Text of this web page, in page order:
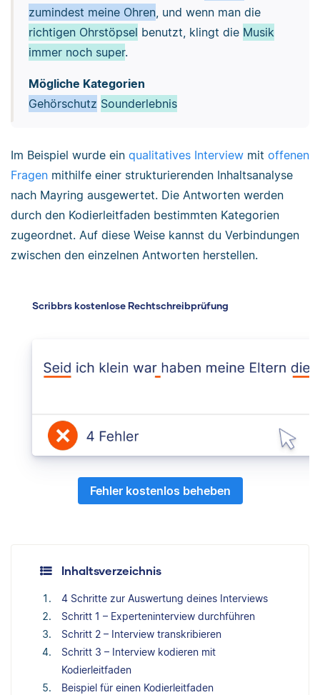
zumindest meine Ohren, und wenn man die
richtigen Ohrstöpsel benutzt, klingt die Musik
immer noch super.
Mögliche Kategorien
Gehörschutz Sounderlebnis
Im Beispiel wurde ein qualitatives Interview mit offenen
Fragen mithilfe einer strukturierenden Inhaltsanalyse
nach Mayring ausgewertet. Die Antworten werden
durch den Kodierleitfaden bestimmten Kategorien
zugeordnet. Auf diese Weise kannst du Verbindungen
zwischen den einzelnen Antworten herstellen.
Scribbrs kostenlose Rechtschreibprüfung
Fehler kostenlos beheben
Inhaltsverzeichnis
4 Schritte zur Auswertung deines Interviews
Schritt 1 – Experteninterview durchführen
Schritt 2 – Interview transkribieren
Schritt 3 – Interview kodieren mit
Kodierleitfaden
Beispiel für einen Kodierleitfaden